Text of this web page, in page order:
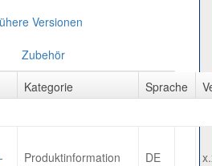
Versionen
Zubehör
Kategorie Sprache
Produktinformation DE